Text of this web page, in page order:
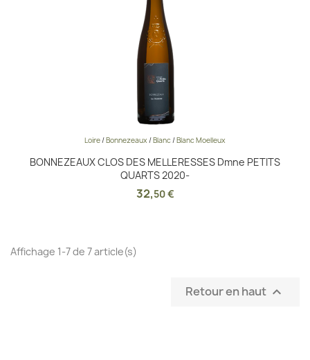
Loire/Bonnezeaux /Blanc/Blanc Moelleux
BONNEZEAUX CLOS DES MELLERESSES Dmne PETITS
QUARTS 2020-
32,50 €
Affichage 1-7 de 7 article(s)
Retour en haut 